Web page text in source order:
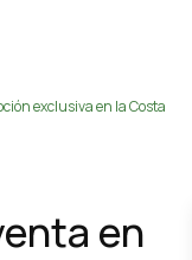
exclusiva en la Costa
en